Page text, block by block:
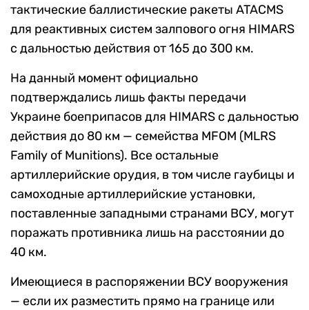
тактические баллистические ракеты ATACMS
для реактивных систем залпового огня HIMARS
с дальностью действия от 165 до 300 км.
На данный момент официально
подтверждались лишь факты передачи
Украине боеприпасов для HIMARS с дальностью
действия до 80 км — семейства MFOM (MLRS
Family of Munitions). Все остальные
артиллерийские орудия, в том числе гаубицы и
самоходные артиллерийские установки,
поставленные западными странами ВСУ, могут
поражать противника лишь на расстоянии до
40 км.
Имеющиеся в распоряжении ВСУ вооружения
— если их разместить прямо на границе или